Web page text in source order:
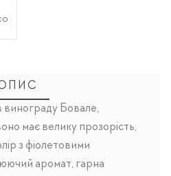
винограду Бовале,
має велику прозорість,
з фіолетовими
аромат, гарна